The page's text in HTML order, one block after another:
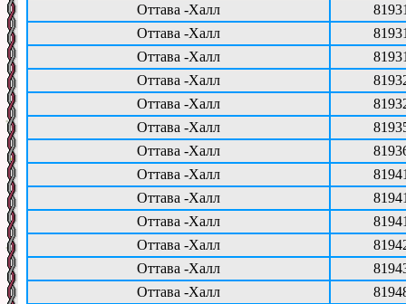
Оттава -Халл
Оттава -Халл
Оттава -Халл
Оттава -Халл
Оттава -Халл
Оттава -Халл
Оттава -Халл
Оттава -Халл
Оттава -Халл
Оттава -Халл
Оттава -Халл
Оттава -Халл
Оттава -Халл